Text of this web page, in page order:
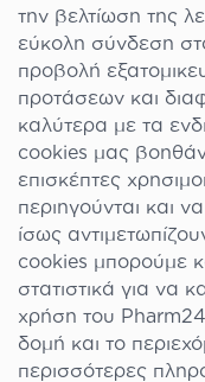
την βελτίωση της
εύκολη σύνδεση
προβολή
προτάσεων και
καλύτερα με τα
cookies μας
επισκέπτες
περιηγούνται και
ίσως
cookies μπορούμε
στατιστικά για να
χρήση του
δομή και το
περισσότερες